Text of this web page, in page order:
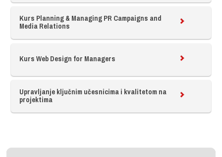
Kurs Planning & Managing PR Campaigns and
Media Relations
Kurs Web Design for Managers
Upravljanje ključnim učesnicima i kvalitetom na
projektima